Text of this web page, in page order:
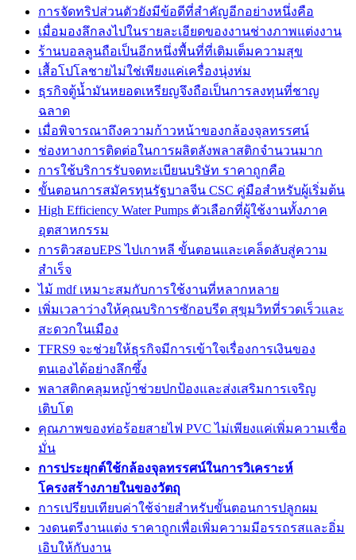
การจัดทริปส่วนตัวยังมีข้อดีที่สำคัญอีกอย่างหนึ่งคือ
เมื่อมองลึกลงไปในรายละเอียดของงานช่างภาพแต่งงาน
ร้านบอลลูนถือเป็นอีกหนึ่งพื้นที่ที่เติมเต็มความสุข
เสื้อโปโลชายไม่ใช่เพียงแค่เครื่องนุ่งห่ม
ธุรกิจตู้น้ำมันหยอดเหรียญจึงถือเป็นการลงทุนที่ชาญ
ฉลาด
เมื่อพิจารณาถึงความก้าวหน้าของกล้องจุลทรรศน์
ช่องทางการติดต่อในการผลิตลังพลาสติกจำนวนมาก
การใช้บริการรับจดทะเบียนบริษัท ราคาถูกคือ
ขั้นตอนการสมัครทุนรัฐบาลจีน CSC คู่มือสำหรับผู้เริ่มต้น
High Efficiency Water Pumps ตัวเลือกที่ผู้ใช้งานทั้งภาค
อุตสาหกรรม
การติวสอบEPS ไปเกาหลี ขั้นตอนและเคล็ดลับสู่ความ
สำเร็จ
ไม้ mdf เหมาะสมกับการใช้งานที่หลากหลาย
เพิ่มเวลาว่างให้คุณบริการซักอบรีด สุขุมวิทที่รวดเร็วและ
สะดวกในเมือง
TFRS9 จะช่วยให้ธุรกิจมีการเข้าใจเรื่องการเงินของ
ตนเองได้อย่างลึกซึ้ง
พลาสติกคลุมหญ้าช่วยปกป้องและส่งเสริมการเจริญ
เติบโต
คุณภาพของท่อร้อยสายไฟ PVC ไม่เพียงแค่เพิ่มความเชื่อ
มั่น
การประยุกต์ใช้กล้องจุลทรรศน์ในการวิเคราะห์
โครงสร้างภายในของวัตถุ
การเปรียบเทียบค่าใช้จ่ายสำหรับขั้นตอนการปลูกผม
วงดนตรีงานแต่ง ราคาถูกเพื่อเพิ่มความมีอรรถรสและอิ่ม
เอิบให้กับงาน